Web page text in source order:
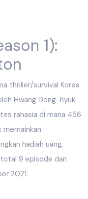
1):
thriller/survival Korea
Hwang Dong-hyuk.
rahasia di mana 456
hadiah uang.
9 episode dan
2021.